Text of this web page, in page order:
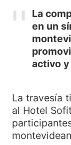
La
en un
activo y
La travesía
al Hotel